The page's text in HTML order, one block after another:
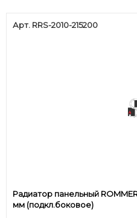
Арт. RRS-2010-215200
Радиатор панельный
мм (подкл.боковое)